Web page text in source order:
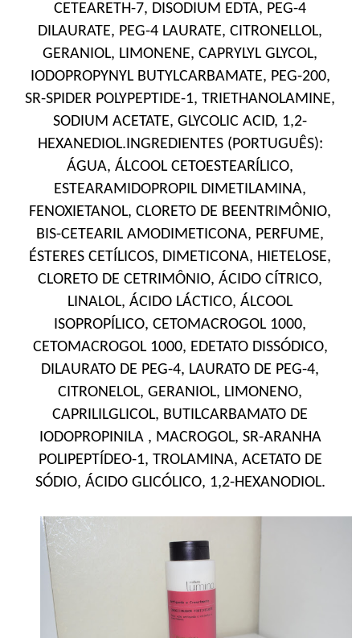
CETEARETH-7, DISODIUM EDTA, PEG-4
DILAURATE, PEG-4 LAURATE, CITRONELLOL,
GERANIOL, LIMONENE, CAPRYLYL GLYCOL,
IODOPROPYNYL BUTYLCARBAMATE, PEG-200,
SR-SPIDER POLYPEPTIDE-1, TRIETHANOLAMINE,
SODIUM ACETATE, GLYCOLIC ACID, 1,2-
HEXANEDIOL.INGREDIENTES (PORTUGUÊS):
ÁGUA, ÁLCOOL CETOESTEARÍLICO,
ESTEARAMIDOPROPIL DIMETILAMINA,
FENOXIETANOL, CLORETO DE BEENTRIMÔNIO,
BIS-CETEARIL AMODIMETICONA, PERFUME,
ÉSTERES CETÍLICOS, DIMETICONA, HIETELOSE,
CLORETO DE CETRIMÔNIO, ÁCIDO CÍTRICO,
LINALOL, ÁCIDO LÁCTICO, ÁLCOOL
ISOPROPÍLICO, CETOMACROGOL 1000,
CETOMACROGOL 1000, EDETATO DISSÓDICO,
DILAURATO DE PEG-4, LAURATO DE PEG-4,
CITRONELOL, GERANIOL, LIMONENO,
CAPRILILGLICOL, BUTILCARBAMATO DE
IODOPROPINILA , MACROGOL, SR-ARANHA
POLIPEPTÍDEO-1, TROLAMINA, ACETATO DE
SÓDIO, ÁCIDO GLICÓLICO, 1,2-HEXANODIOL.